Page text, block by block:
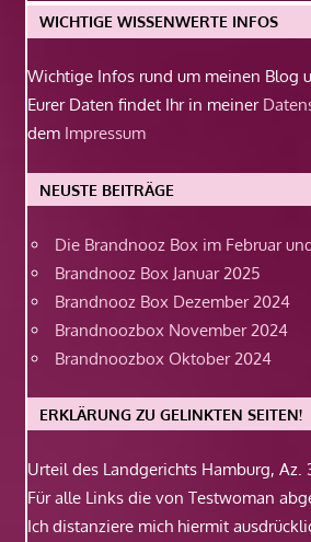
WICHTIGE WISSENWERTE INFOS
Wichtige Infos rund um meinen Blog
Eurer Daten findet Ihr in meiner
dem Impressum
NEUSTE BEITRÄGE
Die Brandnooz Box im Februar
Brandnooz Box Januar 2025
Brandnooz Box Dezember 2024
Brandnoozbox November 2024
Brandnoozbox Oktober 2024
ERKLÄRUNG ZU GELINKTEN SEITEN!
Urteil des Landgerichts Hamburg, Az.
Für alle Links die von Testwoman
Ich distanziere mich hiermit